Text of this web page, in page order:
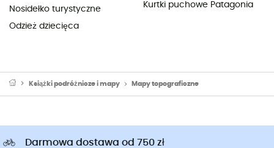
Nosidełko turystyczne
Odzież dziecięca
Kurtki puchowe Patagonia
Książki podróżnicze i mapy Mapy topograficzne
Darmowa dostawa od 750 zł